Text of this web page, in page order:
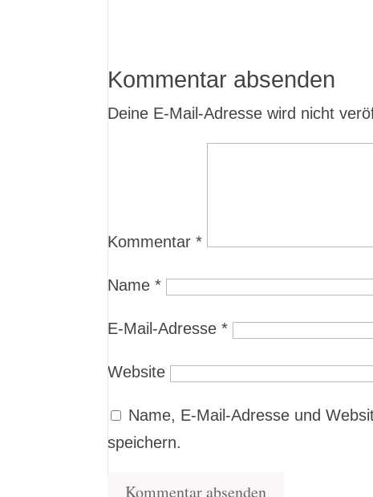
Kommentar absenden
Deine E-Mail-Adresse wird nicht
Kommentar*
Name*
E-Mail-Adresse*
Website
Name, E-Mail-Adresse und
speichern.